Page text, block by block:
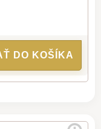
DO KOŠÍKA